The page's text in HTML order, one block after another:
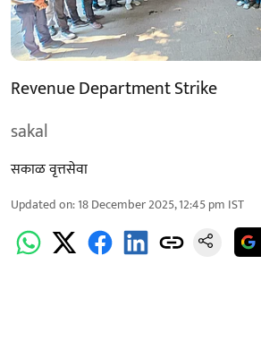
Revenue Department Strike
sakal
सकाळ वृत्तसेवा
Updated on:18 December 2025, 12:45 pm IST